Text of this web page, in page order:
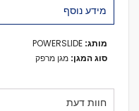
מידע נוסף
מידע
נוסף
מגן מרפק
חוות דעת